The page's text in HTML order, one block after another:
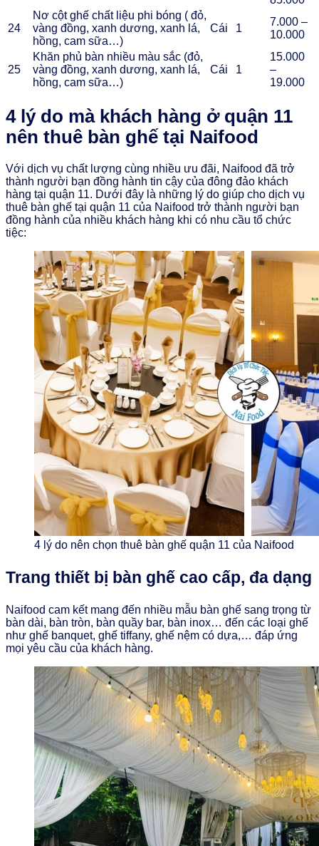
24
Nơ cột ghế chất liệu phi bóng ( đỏ,
vàng đồng, xanh dương, xanh lá,
hồng, cam sữa…)
Cái 1
7.000 –
10.000
25
Khăn phủ bàn nhiều màu sắc (đỏ,
vàng đồng, xanh dương, xanh lá,
hồng, cam sữa…)
Cái 1
15.000
–
19.000
4 lý do mà khách hàng ở quận 11
nên thuê bàn ghế tại Naifood
Với dịch vụ chất lượng cùng nhiều ưu đãi, Naifood đã trở
thành người bạn đồng hành tin cậy của đông đảo khách
hàng tại quận 11. Dưới đây là những lý do giúp cho dịch vụ
thuê bàn ghế tại quận 11 của Naifood trở thành người bạn
đồng hành của nhiều khách hàng khi có nhu cầu tổ chức
tiệc:
4 lý do nên chọn thuê bàn ghế quận 11 của Naifood
Trang thiết bị bàn ghế cao cấp, đa dạng
Naifood cam kết mang đến nhiều mẫu bàn ghế sang trọng từ
bàn dài, bàn tròn, bàn quầy bar, bàn inox… đến các loại ghế
như ghế banquet, ghế tiffany, ghế nệm có dựa,… đáp ứng
mọi yêu cầu của khách hàng.